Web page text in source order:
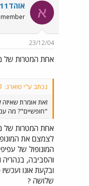
א אוהד11
23/12/04
אחת המטרות של
נכתב ע"י טוארג:
זאת אומרת שאיזה
"חופשיים"? מה עם
אחת המטרות של
לצמצם את
המונופול של
והסביבה, בנהריה
ובקעת אונו
שלושה ?